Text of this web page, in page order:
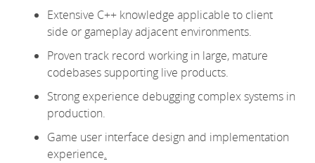
Extensive C++ knowledge applicable to client
side or gameplayadjacent environments.
Proven track record working in large, mature
codebases supporting live products.
Strong experience debugging complex systems in
production.
Game user interface design and implementation
experience.